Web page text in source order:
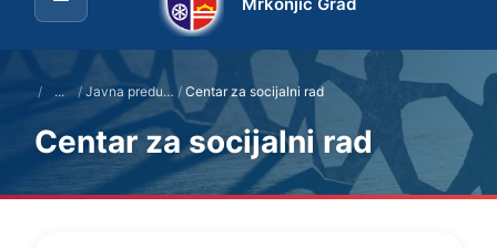
/ ... / Javna preduzeća i ustanove / Centar za socijalni rad
Centar za socijalni rad